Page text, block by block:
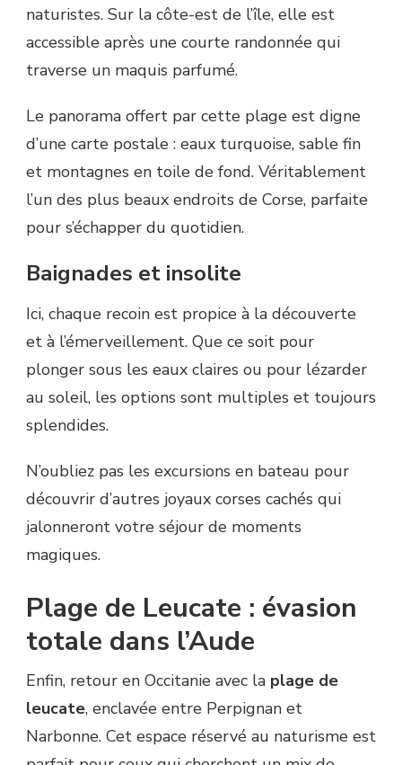
naturistes. Sur la côte-est de l’île, elle est
accessible après une courte randonnée qui
traverse un maquis parfumé.
Le panorama offert par cette plage est digne
d’une carte postale : eaux turquoise, sable fin
et montagnes en toile de fond. Véritablement
l’un des plus beaux endroits de Corse, parfaite
pour s’échapper du quotidien.
Baignades et insolite
Ici, chaque recoin est propice à la découverte
et à l’émerveillement. Que ce soit pour
plonger sous les eaux claires ou pour lézarder
au soleil, les options sont multiples et toujours
splendides.
N’oubliez pas les excursions en bateau pour
découvrir d’autres joyaux corses cachés qui
jalonneront votre séjour de moments
magiques.
Plage de Leucate : évasion
totale dans l’Aude
Enfin, retour en Occitanie avec la plage de
leucate, enclavée entre Perpignan et
Narbonne. Cet espace réservé au naturisme est